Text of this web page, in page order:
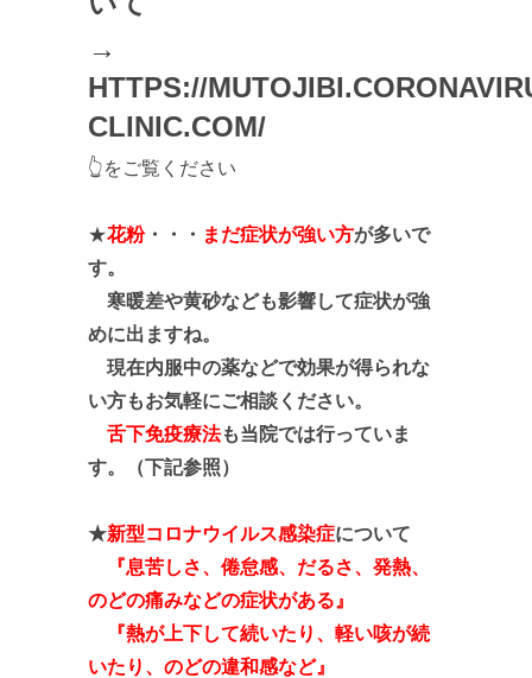
→
HTTPS://
CLINIC.COM/
👆をご覧ください
★花粉・・・ まだ症状が強い方が多いで
す。
寒暖差や黄砂なども影響して症状が強
めに出ますね。
現在内服中の薬などで効果が得られな
い方もお気軽にご相談ください。
舌下免疫療法も当院では行っていま
す。（下記参照）
★新型コロナウイルス感染症について
『息苦しさ、倦怠感、だるさ、発熱、
のどの痛みなどの症状がある』
『熱が上下して続いたり、軽い咳が続
いたり、のどの違和感など』